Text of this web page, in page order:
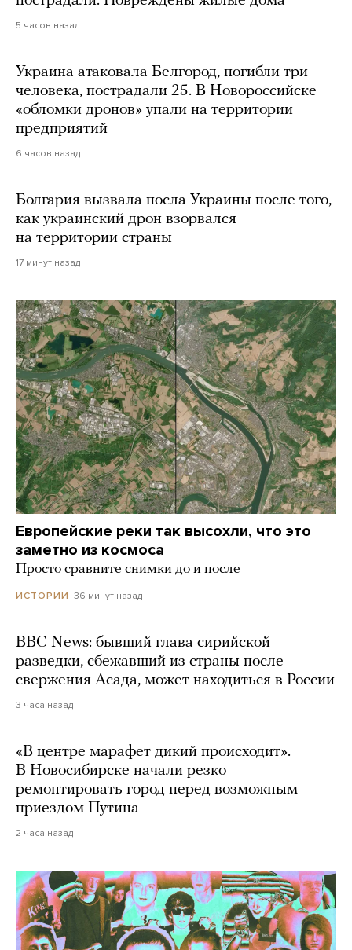
5 часов назад
Украина атаковала Белгород, погибли три
человека, пострадали 25. В Новороссийске
«обломки дронов» упали на территории
предприятий
6 часов назад
Болгария вызвала посла Украины после того,
как украинский дрон взорвался
на территории страны
17 минут назад
Европейские реки так высохли, что это
заметно из космоса
Просто сравните снимки до и после
ИСТОРИИ 36 минут назад
BBC News: бывший глава сирийской
разведки, сбежавший из страны после
свержения Асада, может находиться в России
3 часа назад
«В центре марафет дикий происходит».
В Новосибирске начали резко
ремонтировать город перед возможным
приездом Путина
2 часа назад